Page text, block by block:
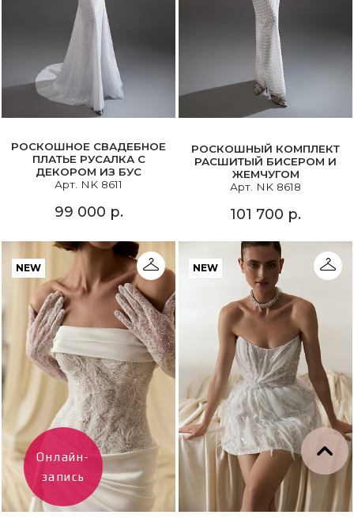
РОСКОШНОЕ СВАДЕБНОЕ
ПЛАТЬЕ РУСАЛКА С
ДЕКОРОМ ИЗ БУС
Арт. NK 8611
99 000 р.
РОСКОШНЫЙ КОМПЛЕКТ
РАСШИТЫЙ БИСЕРОМ И
ЖЕМЧУГОМ
Арт. NK 8618
101 700 р.
NEW NEW
Онлайн-
запись